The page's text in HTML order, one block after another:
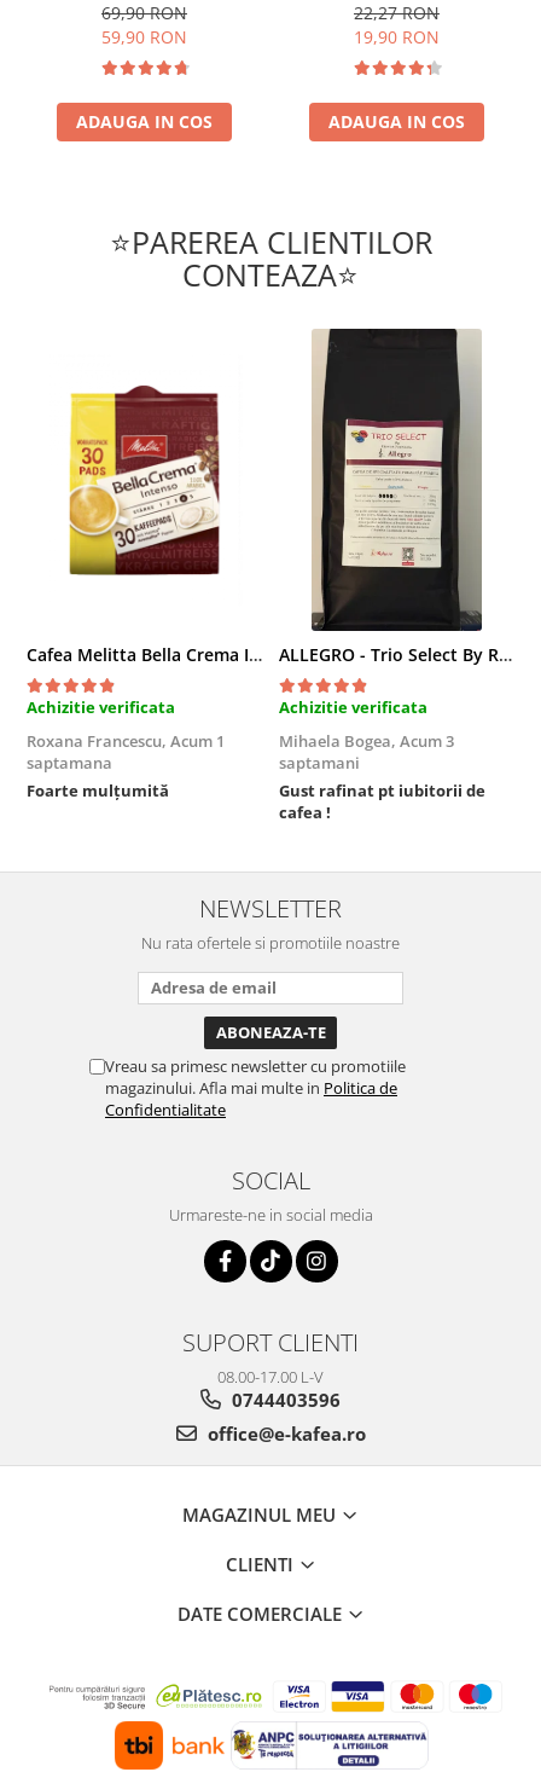
69,90 RON
59,90 RON
ADAUGA IN COS
22,27 RON
19,90 RON
ADAUGA IN COS
⭐PAREREA CLIENTILOR
CONTEAZA⭐
Cafea Melitta Bella Crema Intenso, 30 paduri, compatibile Senseo
Achizitie verificata
Roxana Francescu, Acum 1
saptamana
Foarte mulțumită
ALLEGRO - Trio Select By Razvan Paunescu, 1 kg, 100% Arabica, (Columbia, Guatemala, Etiopia)
Achizitie verificata
Mihaela Bogea, Acum 3
saptamani
Gust rafinat pt iubitorii de
cafea !
NEWSLETTER
Nu rata ofertele si promotiile noastre
Vreau sa primesc newsletter cu promotiile
magazinului. Afla mai multe in Politica de
Confidentialitate
SOCIAL
Urmareste-ne in social media
SUPORT CLIENTI
08.00-17.00 L-V
0744403596
office@e-kafea.ro
MAGAZINUL MEU
CLIENTI
DATE COMERCIALE